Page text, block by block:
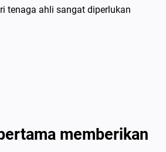
tenaga ahli sangat diperlukan
memberikan